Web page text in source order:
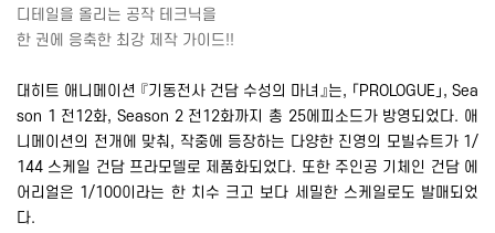
디테일을 올리는 공작 테크닉을
한 권에 응축한 최강 제작 가이드!!
대히트 애니메이션 『기동전사 건담 수성의 마녀』는, 「 PROLOGUE」 , Sea
son 1 전 12화, Season 2 전 12화까지 총 25에피소드가 방영되었다. 애
니메이션의 전개에 맞춰 , 작중에 등장하는 다양한 진영의 모빌슈트가1/
144 스케일 건담 프라모델로 제품화되었다. 또한 주인공 기체인 건담 에
어리얼은 1/100이라는 한 치수 크고 보다 세밀한 스케일로도 발매되었
다.